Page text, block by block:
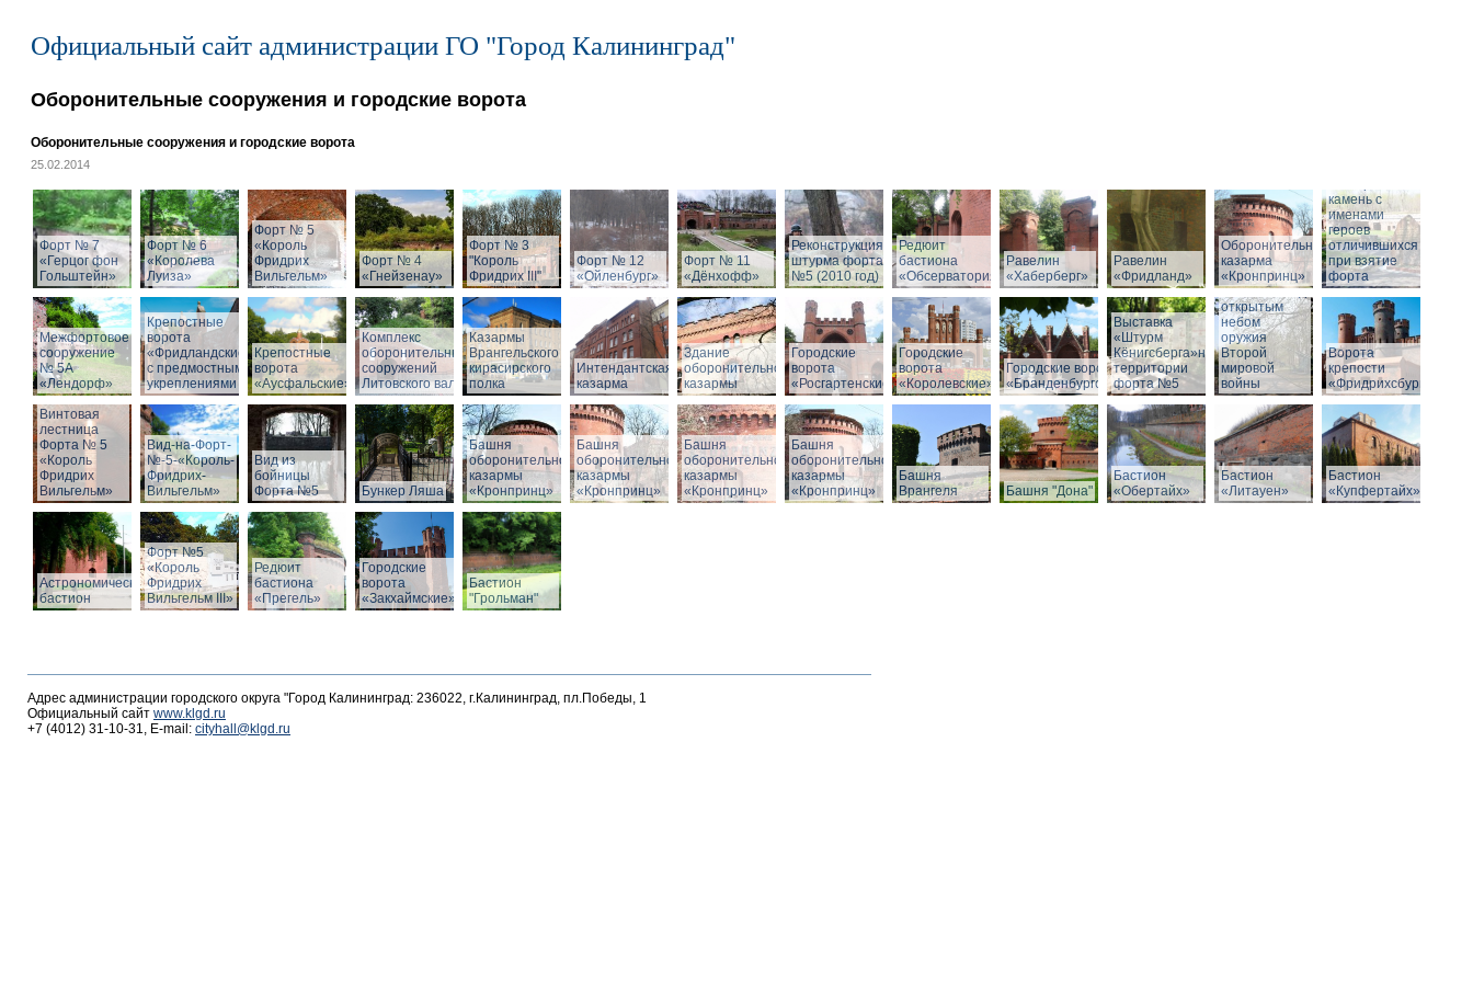
Официальный сайт администрации ГО "Город Калининград"
Оборонительные сооружения и городские ворота
Оборонительные сооружения и городские ворота
25.02.2014
Форт № 7
«Герцог фон
Гольштейн»
Форт № 6
«Королева
Луиза»
Форт № 5
«Король
Фридрих
Вильгельм»
Форт № 4
«Гнейзенау»
Форт № 3
"Король
Фридрих III"
Форт № 12
«Ойленбург»
Форт № 11
«Дёнхофф»
Реконструкция
штурма форта
№5 (2010 год)
Редюит
бастиона
«Обсерватория»
Равелин
«Хаберберг»
Равелин
«Фридланд»
Оборонительная
казарма
«Кронпринц»
камень с
именами
героев
отличившихся
при взятие
форта
Межфортовое
сооружение
№ 5А
«Лендорф»
Крепостные
ворота
«Фридландские»
с предмостными
укреплениями
Крепостные
ворота
«Аусфальские»
Комплекс
оборонительных
сооружений
Литовского вала
Казармы
Врангельского
кирасирского
полка
Интендантская
казарма
Здание
оборонительной
казармы
Городские
ворота
«Росгартенские»
Городские
ворота
«Королевские»
Городские ворота
«Бранденбургские»
Выставка
«Штурм
Кёнигсберга»на
территории
форта №5
Выставка под
открытым
небом
оружия
Второй
мировой
войны
Ворота
крепости
«Фридрихсбург»
Винтовая
лестница
Форта № 5
«Король
Фридрих
Вильгельм»
Вид-на-Форт-
№-5-«Король-
Фридрих-
Вильгельм»
Вид из
бойницы
Форта №5
Бункер Ляша
Башня
оборонительной
казармы
«Кронпринц»
Башня
оборонительной
казармы
«Кронпринц»
Башня
оборонительной
казармы
«Кронпринц»
Башня
оборонительной
казармы
«Кронпринц»
Башня
Врангеля
Башня "Дона"
Бастион
«Обертайх»
Бастион
«Литауен»
Бастион
«Купфертайх»
Астрономический
бастион
Форт №5
«Король
Фридрих
Вильгельм III»
Редюит
бастиона
«Прегель»
Городские
ворота
«Закхаймские»
Бастион
"Грольман"
Адрес администрации городского округа "Город Калининград: 236022, г.Калининград, пл.Победы, 1
Официальный сайт www.klgd.ru
+7 (4012) 31-10-31, E-mail: cityhall@klgd.ru